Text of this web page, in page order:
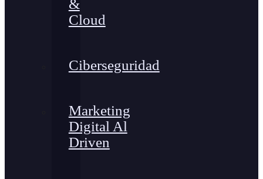
&
Cloud
Ciberseguridad
Marketing
Digital Al
Driven